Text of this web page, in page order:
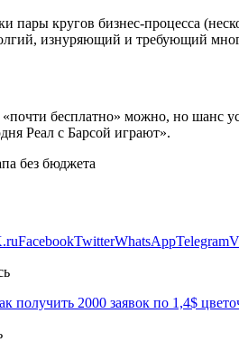
пары кругов бизнес-процесса
изнуряющий и требующий
«почти бесплатно» можно, но шанс
Реал с Барсой играют».
FacebookTwitterWhatsAppTelegram
получить 2000 заявок по 1,4$